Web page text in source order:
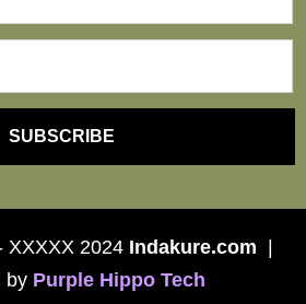
SUBSCRIBE
XXXXX 2024 Indakure.com
by Purple Hippo Tech